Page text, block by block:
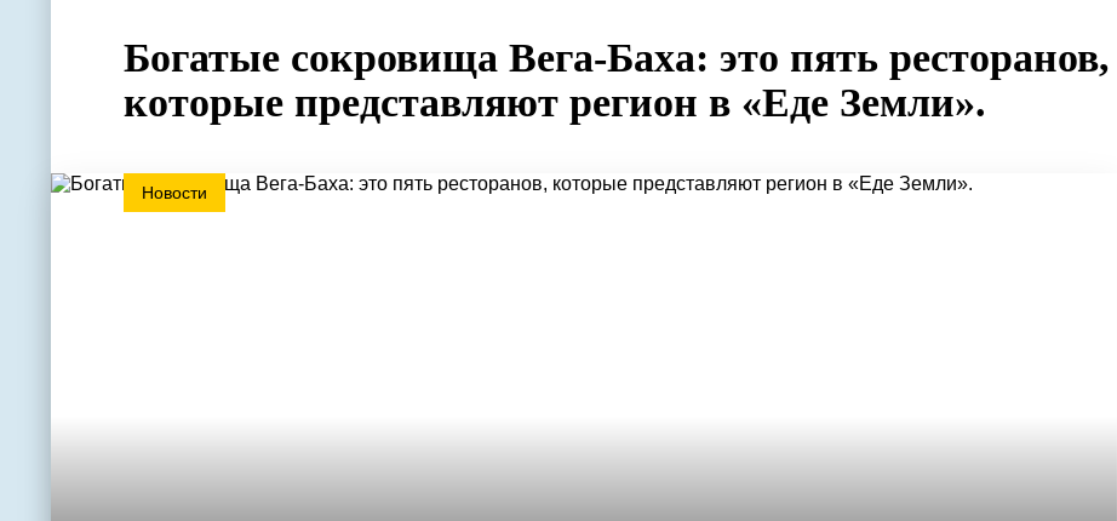
Богатые сокровища Вега-Баха: это пять ресторанов,
которые представляют регион в «Еде Земли».
Новости